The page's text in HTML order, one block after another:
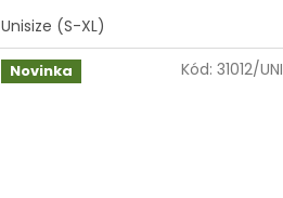
Unisize (S-XL)
Novinka Kód: 31012/UNI